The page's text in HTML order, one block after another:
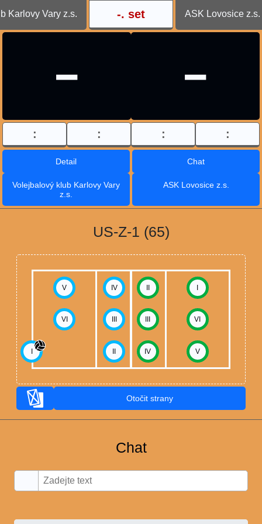
Karlovy Vary z.s. -. set ASK Lovosice z.s.
- -
: : : :
Detail Chat
Volejbalový klub Karlovy Vary
z.s.
ASK Lovosice z.s.
US-Z-1 (65)
V IV
VI
II I
VI
IV V
Otočit strany
Chat